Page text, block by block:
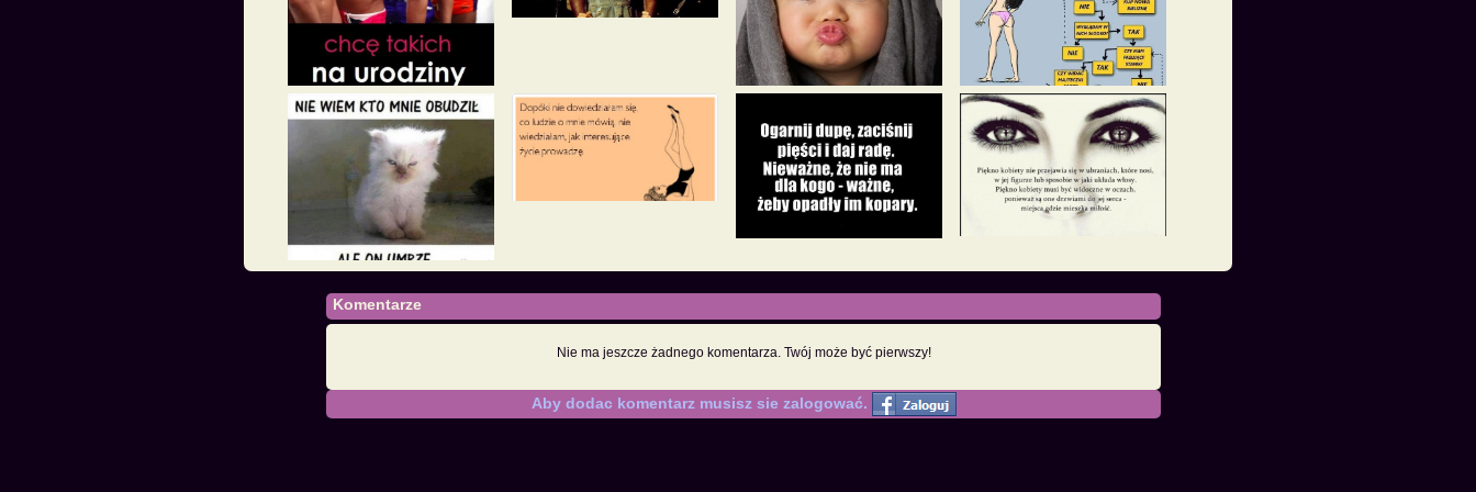
Komentarze
Nie ma jeszcze żadnego komentarza. Twój może być pierwszy!
Aby dodac komentarz musisz sie zalogować.